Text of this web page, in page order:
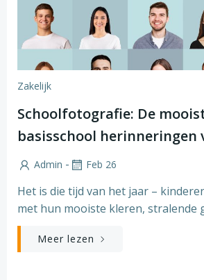
Zakelijk
Schoolfotografie: De
basisschool herinneringen
Admin - Feb 26
Het is die tijd van het jaar –
met hun mooiste kleren, stralende
Meer lezen